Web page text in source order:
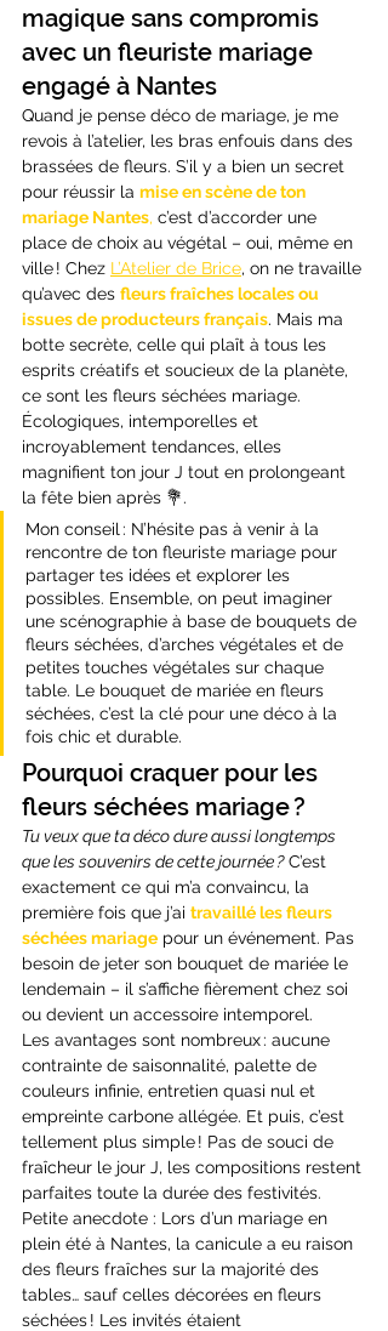
magique sans compromis
avec un fleuriste mariage
engagé à Nantes
Quand je pense déco de mariage, je me
revois à l’atelier, les bras enfouis dans des
brassées de fleurs. S’il y a bien un secret
pour réussir la mise en scène de ton
mariage Nantes, c’est d’accorder une
place de choix au végétal – oui, même en
ville ! Chez L’Atelier de Brice, on ne travaille
qu’avec des fleurs fraîches locales ou
issues de producteurs français. Mais ma
botte secrète, celle qui plaît à tous les
esprits créatifs et soucieux de la planète,
ce sont les fleurs séchées mariage.
Écologiques, intemporelles et
incroyablement tendances, elles
magnifient ton jour J tout en prolongeant
la fête bien après 💐.
Mon conseil : N’hésite pas à venir à la
rencontre de ton fleuriste mariage pour
partager tes idées et explorer les
possibles. Ensemble, on peut imaginer
une scénographie à base de bouquets de
fleurs séchées, d’arches végétales et de
petites touches végétales sur chaque
table. Le bouquet de mariée en fleurs
séchées, c’est la clé pour une déco à la
fois chic et durable.
Pourquoi craquer pour les
fleurs séchées mariage ?
Tu veux que ta déco dure aussi longtemps
que les souvenirs de cette journée ? C’est
exactement ce qui m’a convaincu, la
première fois que j’ai travaillé les fleurs
séchées mariage pour un événement. Pas
besoin de jeter son bouquet de mariée le
lendemain – il s’affiche fièrement chez soi
ou devient un accessoire intemporel.
Les avantages sont nombreux : aucune
contrainte de saisonnalité, palette de
couleurs infinie, entretien quasi nul et
empreinte carbone allégée. Et puis, c’est
tellement plus simple ! Pas de souci de
fraîcheur le jour J, les compositions restent
parfaites toute la durée des festivités.
Petite anecdote : Lors d’un mariage en
plein été à Nantes, la canicule a eu raison
des fleurs fraîches sur la majorité des
tables… sauf celles décorées en fleurs
séchées ! Les invités étaient